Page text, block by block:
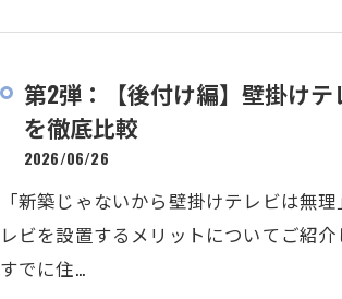
第2弾：【後付け編】壁掛け
を徹底比較
2026/06/26
「新築じゃないから壁掛けテレビは無
レビを設置するメリットについてご紹介
すでに住…